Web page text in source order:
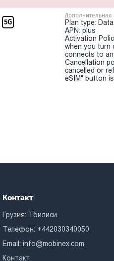
5G
Plan type:
APN: plus
Activation
when you turn
connects to
Cancellation
cancelled or
eSIM" button is
Контакт
Грузия: Тбилиси
Телефон: +442030340050
Email:info@mobinex.com
Контакт